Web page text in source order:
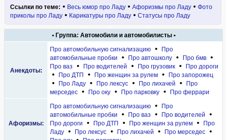
Ссылки по теме: • Весь юмор про Ладу • Афоризмы про Ладу • Фото
приколы про Ладу • Карикатуры про Ладу • Статусы про Ладу
• Группа: Автомобили и автомобилисты •
Анекдоты:
Про автомобильную сигнализацию •
Про
автомобильные пробки
• Про автошколу • Про бмв •
Про ваз • Про водителей • Про грузовик • Про дороги
• Про ДТП • Про женщин за рулем • Про запорожец
• Про Ладу • Про лексус • Про лихачей •
Про
мерседес • Про оку • Про парковку • Про феррари
Афоризмы:
Про автомобильную сигнализацию •
Про
автомобильные пробки
• Про ваз • Про водителей •
Про дороги • Про ДТП • Про женщин за рулем •
Про
Ладу • Про лексус • Про лихачей • Про мерседес •